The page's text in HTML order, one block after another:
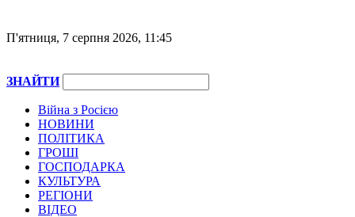
П'ятниця, 7 серпня 2026, 11:45
ЗНАЙТИ
Війна з Росією
НОВИНИ
ПОЛІТИКА
ГРОШІ
ГОСПОДАРКА
КУЛЬТУРА
РЕГІОНИ
ВІДЕО